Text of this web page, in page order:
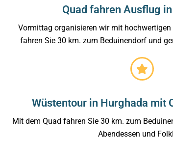
Quad fahren Ausflug
Vormittag organisieren wir mit hochwertigen
fahren Sie 30 km. zum Beduinendorf und
Wüstentour in Hurghada mit
Mit dem Quad fahren Sie 30 km. zum
Abendessen und